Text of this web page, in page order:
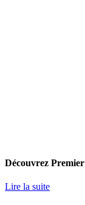
Découvrez
Lire la suite